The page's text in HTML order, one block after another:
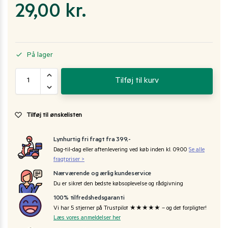
29,00 kr.
På lager
Tilføj til kurv
Tilføj til ønskelisten
Lynhurtig fri fragt fra 399,-
Dag-til-dag eller aftenlevering ved køb inden kl. 09:00 Se alle
fragtpriser >
Nærværende og ærlig kundeservice
Du er sikret den bedste købsoplevelse og rådgivning
100% tilfredshedsgaranti
Vi har 5 stjerner på Trustpilot ★★★★★ – og det forpligter!
Læs vores anmeldelser her